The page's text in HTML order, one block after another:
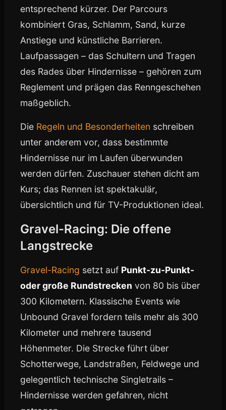
entsprechend kürzer. Der Parcours
kombiniert Gras, Schlamm, Sand, kurze
Anstiege und künstliche Barrieren.
Laufpassagen – das Schultern und Tragen
des Rades über Hindernisse – gehören zum
Reglement und prägen das Renngeschehen
maßgeblich.
Die Regeln und Besonderheiten schreiben
unter anderem vor, dass bestimmte
Hindernisse nur im Laufen überwunden
werden dürfen. Zuschauer stehen dicht am
Kurs; das Rennen ist spektakulär,
übersichtlich und für TV-Produktionen ideal.
Gravel-Racing: Die offene
Langstrecke
Gravel-Racing setzt auf Punkt-zu-Punkt-
oder große Rundstrecken von 80 bis über
300 Kilometern. Klassische Events wie
Unbound Gravel fordern teils mehr als 300
Kilometer und mehrere tausend
Höhenmeter. Die Strecke führt über
Schotterwege, Landstraßen, Feldwege und
gelegentlich technische Singletrails –
Hindernisse werden gefahren, nicht